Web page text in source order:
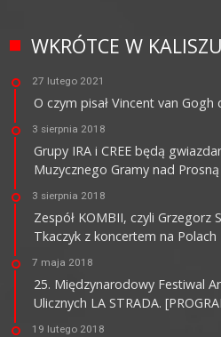
WKRÓTCE W KALISZU
27 lutego 2021
O czym pisał Vincent van
3 sierpnia 2018
Grupy IRA i CREE będą
Muzycznego Gramy nad Prosną
3 sierpnia 2018
Zespół KOMBII, czyli Grzegorz
Tkaczyk z koncertem na
7 maja 2018
25. Międzynarodowy Festiwal
Ulicznych LA STRADA.
19 lutego 2018